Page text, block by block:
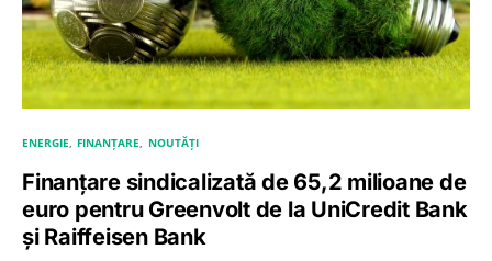
ENERGIE FINANȚARE NOUTĂȚI
Finanțare sindicalizată de 65,2 milioane de
euro pentru Greenvolt de la UniCredit Bank
și Raiffeisen Bank